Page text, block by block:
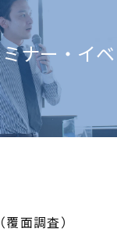
ナー・イ
面調査）